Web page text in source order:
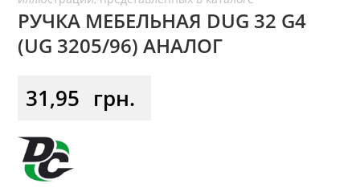
РУЧКА МЕБЕЛЬНАЯ DUG 32 G4
(UG 3205/96) АНАЛОГ
31,95 грн.